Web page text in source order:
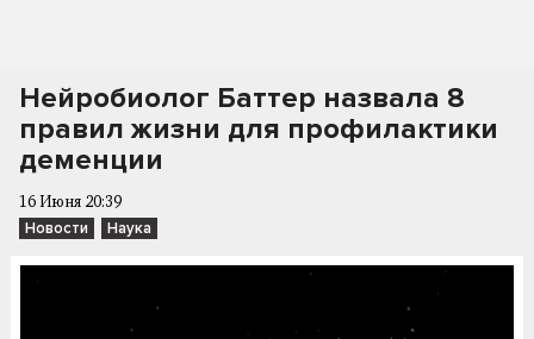
Нейробиолог Баттер назвала 8
правил жизни для профилактики
деменции
16 Июня 20:39
Новости Наука